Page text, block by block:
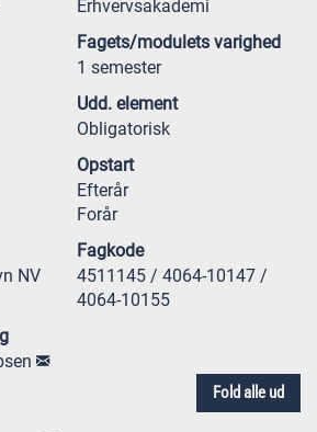
Erhvervsakademi
Fagets/modulets varighed
1 semester
Udd. element
Obligatorisk
Opstart
Efterår
Forår
NV
Fagkode
4511145 / 4064-10147 /
4064-10155
Fold alle ud